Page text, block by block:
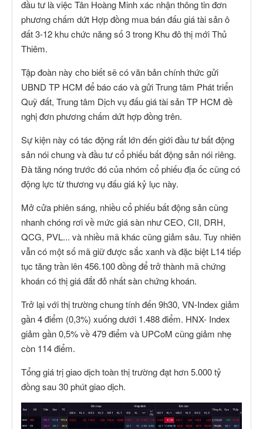
đầu tư là việc Tân Hoàng Minh xác nhận thông tin đơn
phương chấm dứt Hợp đồng mua bán đấu giá tài sản ô
đất 3-12 khu chức năng số 3 trong Khu đô thị mới Thủ
Thiêm.
Tập đoàn này cho biết sẽ có văn bản chính thức gửi
UBND TP HCM để báo cáo và gửi Trung tâm Phát triển
Quỹ đất, Trung tâm Dịch vụ đấu giá tài sản TP HCM đề
nghị đơn phương chấm dứt hợp đồng trên.
Sự kiện này có tác động rất lớn đến giới đầu tư bất động
sản nói chung và đầu tư cổ phiếu bất động sản nói riêng.
Đà tăng nóng trước đó của nhóm cổ phiếu địa ốc cũng có
động lực từ thương vụ đấu giá kỷ lục này.
Mở cửa phiên sáng, nhiều cổ phiếu bất động sản cũng
nhanh chóng rơi về mức giá sàn như CEO, CII, DRH,
QCG, PVL... và nhiều mã khác cũng giảm sâu. Tuy nhiên
vẫn có một số mã giữ được sắc xanh và đặc biệt L14 tiếp
tục tăng trần lên 456.100 đồng để trở thành mã chứng
khoán có thị giá đắt đỏ nhất sàn chứng khoán.
Trở lại với thị trường chung tính đến 9h30, VN-Index giảm
gần 4 điểm (0,3%) xuống dưới 1.488 điểm. HNX- Index
giảm gần 0,5% về 479 điểm và UPCoM cũng giảm nhẹ
còn 114 điểm.
Tổng giá trị giao dịch toàn thị trường đạt hơn 5.000 tỷ
đồng sau 30 phút giao dịch.